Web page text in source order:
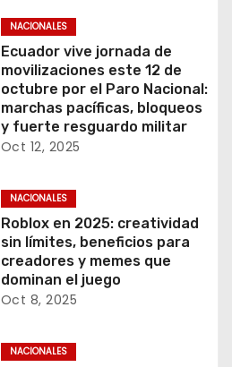
NACIONALES
Ecuador vive jornada de
movilizaciones este 12 de
octubre por el Paro Nacional:
marchas pacíficas, bloqueos
y fuerte resguardo militar
Oct 12, 2025
NACIONALES
Roblox en 2025: creatividad
sin límites, beneficios para
creadores y memes que
dominan el juego
Oct 8, 2025
NACIONALES